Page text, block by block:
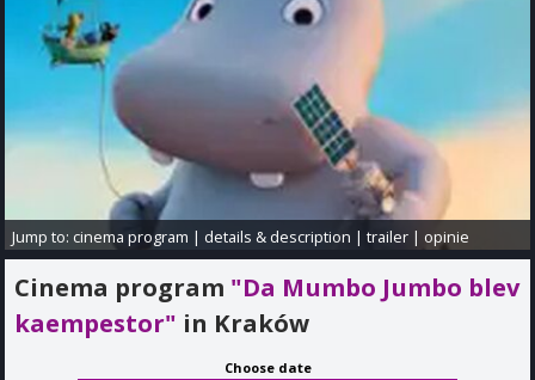
Jump to: cinema program |details & description |trailer | opinie
Cinema program "Da Mumbo Jumbo blev
kaempestor" in Kraków
Choose date